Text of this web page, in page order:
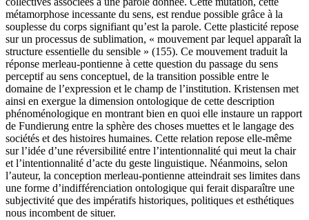
métamorphose incessante du sens, est rendue possible grâce à la
souplesse du corps signifiant qu’est la parole. Cette plasticité repose
sur un processus de sublimation, « mouvement par lequel apparaît la
structure essentielle du sensible » (155). Ce mouvement traduit la
réponse merleau-pontienne à cette question du passage du sens
perceptif au sens conceptuel, de la transition possible entre le
domaine de l’expression et le champ de l’institution. Kristensen met
ainsi en exergue la dimension ontologique de cette description
phénoménologique en montrant bien en quoi elle instaure un rapport
de Fundierung entre la sphère des choses muettes et le langage des
sociétés et des histoires humaines. Cette relation repose elle-même
sur l’idée d’une réversibilité entre l’intentionnalité qui meut la chair
et l’intentionnalité d’acte du geste linguistique. Néanmoins, selon
l’auteur, la conception merleau-pontienne atteindrait ses limites dans
une forme d’indifférenciation ontologique qui ferait disparaître une
subjectivité que des impératifs historiques, politiques et esthétiques
nous incombent de situer.